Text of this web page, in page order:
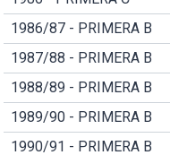
1986/87 - PRIMERA B
1987/88 - PRIMERA B
1988/89 - PRIMERA B
1989/90 - PRIMERA B
1990/91 - PRIMERA B